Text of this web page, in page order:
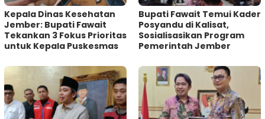
Kepala Dinas Kesehatan
Jember: Bupati Fawait
Tekankan 3 Fokus Prioritas
untuk Kepala Puskesmas
Bupati Fawait Temui Kader
Posyandu di Kalisat,
Sosialisasikan Program
Pemerintah Jember